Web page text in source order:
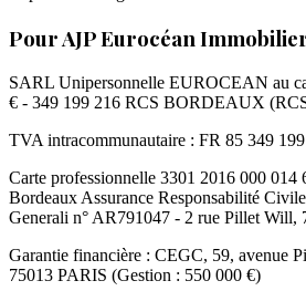
Pour AJP Eurocéan
SARL Unipersonnelle EUROCEAN au
€ - 349 199 216 RCS BORDEAUX
TVA intracommunautaire : FR 85 349
Carte professionnelle 3301 2016 000 014
Bordeaux Assurance Responsabilité
Generali n° AR791047 - 2 rue Pillet Will,
Garantie financière : CEGC, 59, avenue
75013 PARIS (Gestion : 550 000 €)